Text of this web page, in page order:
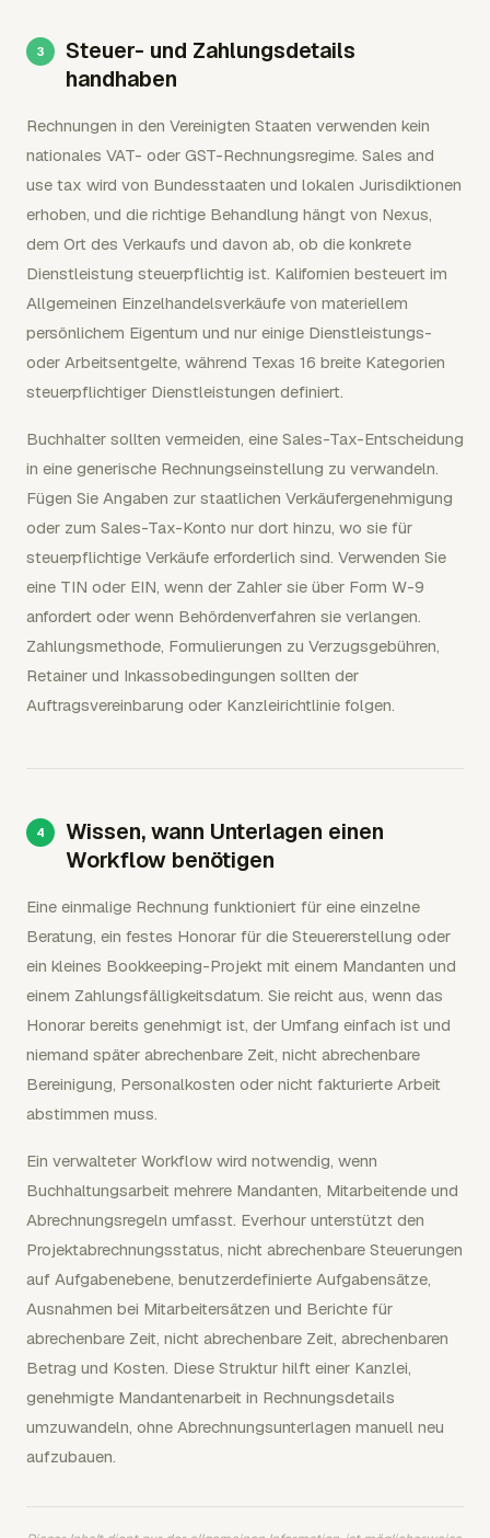
Steuer- und Zahlungsdetails
handhaben
Rechnungen in den Vereinigten Staaten verwenden kein
nationales VAT- oder GST-Rechnungsregime. Sales and
use tax wird von Bundesstaaten und lokalen Jurisdiktionen
erhoben, und die richtige Behandlung hängt von Nexus,
dem Ort des Verkaufs und davon ab, ob die konkrete
Dienstleistung steuerpflichtig ist. Kalifornien besteuert im
Allgemeinen Einzelhandelsverkäufe von materiellem
persönlichem Eigentum und nur einige Dienstleistungs-
oder Arbeitsentgelte, während Texas 16 breite Kategorien
steuerpflichtiger Dienstleistungen definiert.
Buchhalter sollten vermeiden, eine Sales-Tax-Entscheidung
in eine generische Rechnungseinstellung zu verwandeln.
Fügen Sie Angaben zur staatlichen Verkäufergenehmigung
oder zum Sales-Tax-Konto nur dort hinzu, wo sie für
steuerpflichtige Verkäufe erforderlich sind. Verwenden Sie
eine TIN oder EIN, wenn der Zahler sie über Form W-9
anfordert oder wenn Behördenverfahren sie verlangen.
Zahlungsmethode, Formulierungen zu Verzugsgebühren,
Retainer und Inkassobedingungen sollten der
Auftragsvereinbarung oder Kanzleirichtlinie folgen.
Wissen, wann Unterlagen einen
Workflow benötigen
Eine einmalige Rechnung funktioniert für eine einzelne
Beratung, ein festes Honorar für die Steuererstellung oder
ein kleines Bookkeeping-Projekt mit einem Mandanten und
einem Zahlungsfälligkeitsdatum. Sie reicht aus, wenn das
Honorar bereits genehmigt ist, der Umfang einfach ist und
niemand später abrechenbare Zeit, nicht abrechenbare
Bereinigung, Personalkosten oder nicht fakturierte Arbeit
abstimmen muss.
Ein verwalteter Workflow wird notwendig, wenn
Buchhaltungsarbeit mehrere Mandanten, Mitarbeitende und
Abrechnungsregeln umfasst. Everhour unterstützt den
Projektabrechnungsstatus, nicht abrechenbare Steuerungen
auf Aufgabenebene, benutzerdefinierte Aufgabensätze,
Ausnahmen bei Mitarbeitersätzen und Berichte für
abrechenbare Zeit, nicht abrechenbare Zeit, abrechenbaren
Betrag und Kosten. Diese Struktur hilft einer Kanzlei,
genehmigte Mandantenarbeit in Rechnungsdetails
umzuwandeln, ohne Abrechnungsunterlagen manuell neu
aufzubauen.